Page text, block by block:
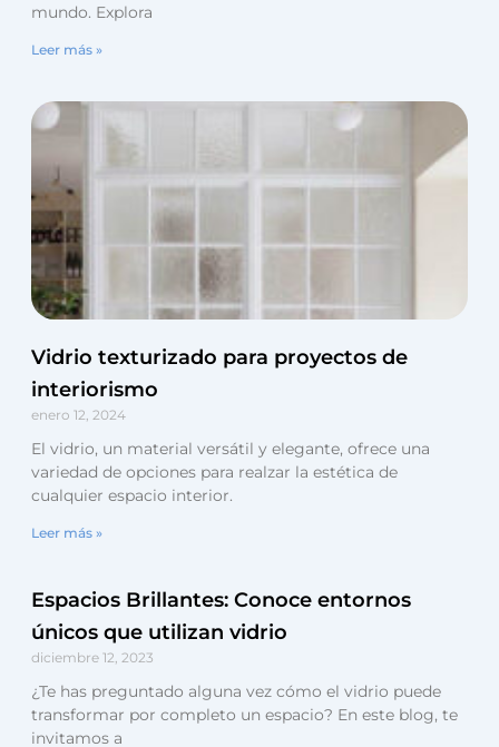
mundo. Explora
Leer más »
Vidrio texturizado para proyectos de
interiorismo
enero 12, 2024
El vidrio, un material versátil y elegante, ofrece una
variedad de opciones para realzar la estética de
cualquier espacio interior.
Leer más »
Espacios Brillantes: Conoce entornos
únicos que utilizan vidrio
diciembre 12, 2023
¿Te has preguntado alguna vez cómo el vidrio puede
transformar por completo un espacio? En este blog, te
invitamos a